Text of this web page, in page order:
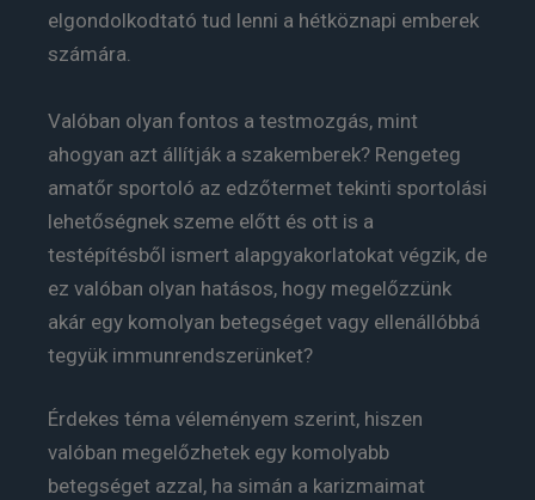
elgondolkodtató tud lenni a hétköznapi emberek
számára.
Valóban olyan fontos a testmozgás, mint
ahogyan azt állítják a szakemberek? Rengeteg
amatőr sportoló az edzőtermet tekinti sportolási
lehetőségnek szeme előtt és ott is a
testépítésből ismert alapgyakorlatokat végzik, de
ez valóban olyan hatásos, hogy megelőzzünk
akár egy komolyan betegséget vagy ellenállóbbá
tegyük immunrendszerünket?
Érdekes téma véleményem szerint, hiszen
valóban megelőzhetek egy komolyabb
betegséget azzal, ha simán a karizmaimat